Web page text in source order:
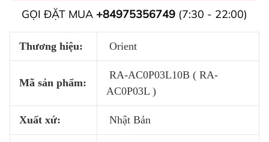
GỌI ĐẶT MUA +84975356749 (7:30 - 22:00)
Thương hiệu: Orient
Mã sản phẩm:
RA-AC0P03L10B ( RA-
AC0P03L )
Xuất xứ: Nhật Bản